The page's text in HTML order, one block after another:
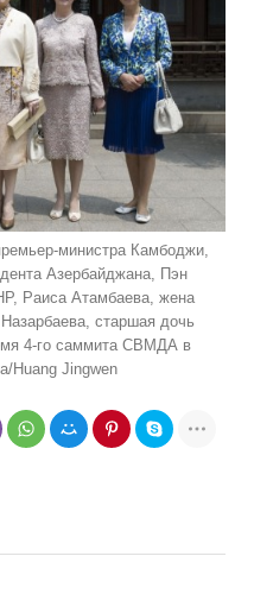
министра Камбоджи,
Азербайджана, Пэн
Раиса Атамбаева, жена
старшая дочь
4-го саммита СВМДА в
Huang Jingwen